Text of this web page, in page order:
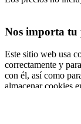
Nos importa tu
Este sitio web usa
correctamente y
con él, así como
almacenar cookies